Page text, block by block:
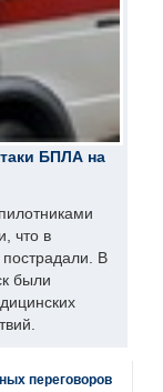
БПЛА на
что в
В
были
переговоров